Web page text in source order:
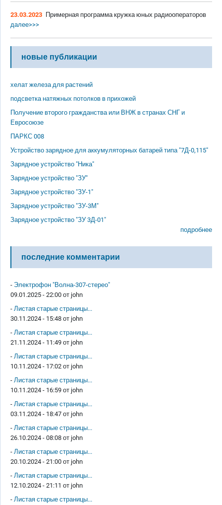
23.03.2023 Примерная программа кружка юных радиооператоров
далее>>>
новые публикации
хелат железа для растений
подсветка натяжных потолков в прихожей
Получение второго гражданства или ВНЖ в странах СНГ и
Евросоюзе
ПАРКС 008
Устройство зарядное для аккумуляторных батарей типа "7Д-0,115"
Зарядное устройство "Ника"
Зарядное устройство "ЗУ"
Зарядное устройство "ЗУ-1"
Зарядное устройство "ЗУ-3М"
Зарядное устройство "ЗУ 3Д-01"
подробнее
последние комментарии
- Электрофон "Волна-307-стерео"
09.01.2025 - 22:00 от john
- Листая старые страницы...
30.11.2024 - 15:48 от john
- Листая старые страницы...
21.11.2024 - 11:49 от john
- Листая старые страницы...
10.11.2024 - 17:02 от john
- Листая старые страницы...
10.11.2024 - 16:59 от john
- Листая старые страницы...
03.11.2024 - 18:47 от john
- Листая старые страницы...
26.10.2024 - 08:08 от john
- Листая старые страницы...
20.10.2024 - 21:00 от john
- Листая старые страницы...
12.10.2024 - 21:11 от john
- Листая старые страницы...